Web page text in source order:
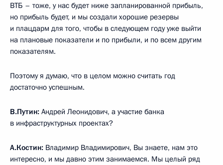
ВТБ – тоже, у нас будет ниже запланированной прибыль,
но прибыль будет, и мы создали хорошие резервы
и плацдарм для того, чтобы в следующем году уже выйти
на плановые показатели и по прибыли, и по всем другим
показателям.
Поэтому я думаю, что в целом можно считать год
достаточно успешным.
В.Путин: Андрей Леонидович, а участие банка
в инфраструктурных проектах?
А.Костин: Владимир Владимирович, Вы знаете, нам это
интересно, и мы давно этим занимаемся. Мы целый ряд